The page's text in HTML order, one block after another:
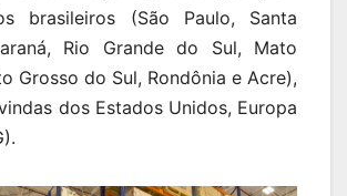
brasileiros (São Paulo, Santa
Rio Grande do Sul, Mato
Grosso do Sul, Rondônia e Acre),
dos Estados Unidos, Europa